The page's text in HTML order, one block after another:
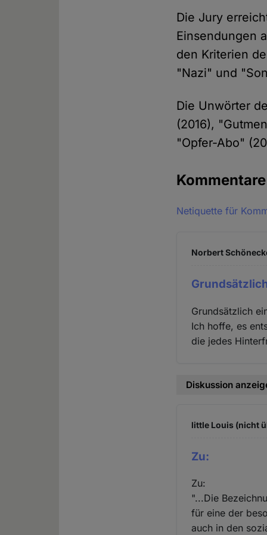
Die Jury
Einsendungen
den Kriterien
"Nazi" und
Die Unwörter
(2016),
"Opfer-Abo"
Kommentare
Netiquette für
Norbert
Grundsätzlich
Ich hoffe, es
die jedes
Diskussion
little Louis (nicht
Zu:
Zu:
"...Die
für eine der
auch in den